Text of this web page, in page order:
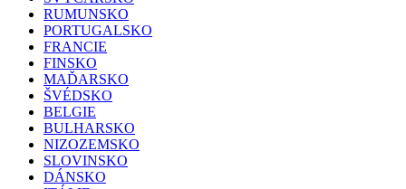
RUMUNSKO
PORTUGALSKO
FRANCIE
FINSKO
MAĎARSKO
ŠVÉDSKO
BELGIE
BULHARSKO
NIZOZEMSKO
SLOVINSKO
DÁNSKO